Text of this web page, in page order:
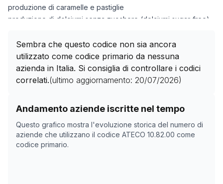
produzione di caramelle e pastiglie
produzione di dolciumi senza zucchero (dolciumi sugar-free)
caramel
Sembra che questo codice non sia ancora
utilizzato come codice primario da nessuna
azienda in Italia. Si consiglia di controllare i codici
correlati.(ultimo aggiornamento: 20/07/2026)
Andamento aziende iscritte nel tempo
Questo grafico mostra l'evoluzione storica del numero di
aziende che utilizzano il codice ATECO 10.82.00 come
codice primario.
Storico numero di aziende con codice ATECO
Data rilevazione
11/05/2025
0
21/10/2025